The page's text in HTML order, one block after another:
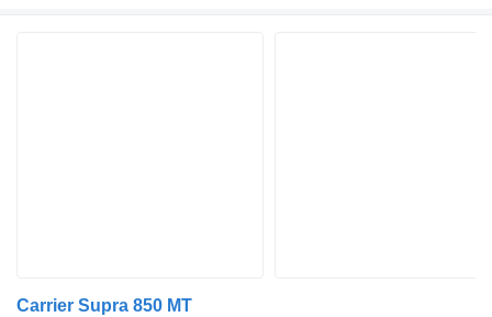
Carrier Supra 850 MT